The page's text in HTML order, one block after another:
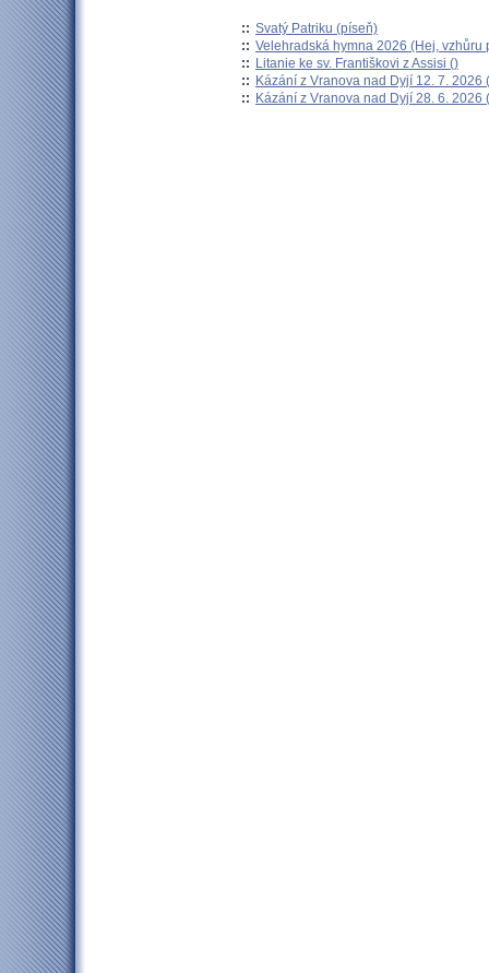
:: Svatý Patriku (píseň)
:: Velehradská hymna 2026 (Hej, vzhůru
:: Litanie ke sv. Františkovi z Assisi ()
:: Kázání z Vranova nad Dyjí 12. 7. 2026
:: Kázání z Vranova nad Dyjí 28. 6. 2026